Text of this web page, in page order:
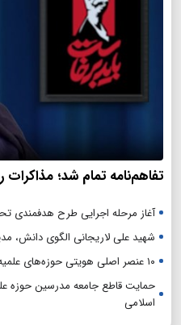
تفاهم‌نامه تمام شد؛ مذاکرات
آغاز مرحله اجرایی طرح هدفمندی
شهید علی لاریجانی الگوی دانش،
۱۰ عنصر اصلی هویتی حوزه‌های علمیه
حمایت قاطع جامعه مدرسین حوزه
اسلامی